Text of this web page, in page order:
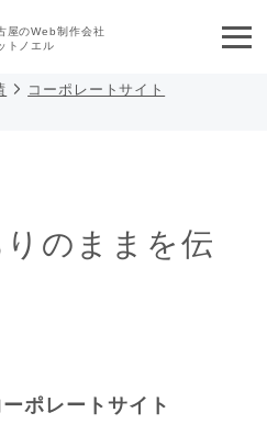
屋のWeb制作会社
トノエル
コーポレートサイト
のままを伝
ポレートサイト